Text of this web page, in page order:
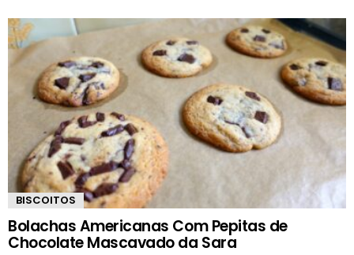
BISCOITOS
Bolachas Americanas Com Pepitas de
Chocolate Mascavado da Sara